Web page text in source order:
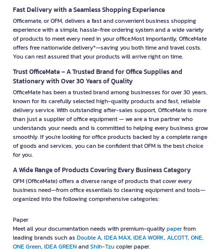
Fast Delivery with a Seamless Shopping Experience
Officemate, or OFM, delivers a fast and convenient business shopping
experience with a simple, hassle-free ordering system and a wide variety
of products to meet every need in your office.Most importantly, OfficeMate
offers free nationwide delivery*—saving you both time and travel costs.
You can rest assured that your products will arrive right on time.
Trust OfficeMate – A Trusted Brand for Office Supplies and
Stationery with Over 30 Years of Quality
OfficeMate has been a trusted brand among businesses for over 30 years,
known for its carefully selected high-quality products and fast, reliable
delivery service. With outstanding after-sales support, OfficeMate is more
than just a supplier of office equipment — we are a true partner who
understands your needs and is committed to helping every business grow
smoothly. If you're looking for office products backed by a complete range
of goods and services, you can be confident that OFM is the best choice
for you.
A Wide Range of Products Covering Every Business Category
OFM (OfficeMate) offers a diverse range of products that cover every
business need—from office essentials to cleaning equipment and tools—
organized into the following comprehensive categories:
Paper
Meet all your documentation needs with premium-qualitypaperfrom
leading brands such as Double A, IDEA MAX, IDEA WORK, ALCOTT, ONE,
ONE Green, IDEA GREENandShih-Tzucopier paper.